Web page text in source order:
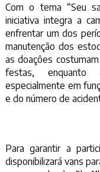
Com o tema “Seu
iniciativa integra a
enfrentar um dos
manutenção dos
as doações
festas, enquanto
especialmente em
e do número de
Para garantir a
disponibilizará vans